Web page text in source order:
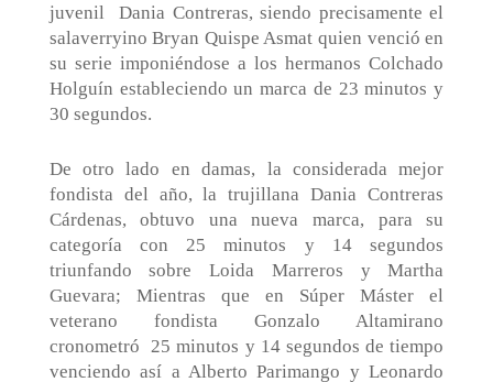
juvenil
Dania Contreras, siendo precisamente el
salaverryino Bryan Quispe Asmat quien venció en
su serie imponiéndose a los hermanos Colchado
Holguín estableciendo un marca de 23 minutos y
30 segundos.
De otro lado en damas, la considerada mejor
fondista del año, la trujillana Dania Contreras
Cárdenas, obtuvo una nueva marca, para su
categoría con 25 minutos y 14 segundos
triunfando sobre Loida Marreros y Martha
Guevara; Mientras que en Súper Máster el
veterano fondista Gonzalo Altamirano
cronometró 25 minutos y 14 segundos de tiempo
venciendo así a Alberto Parimango y Leonardo